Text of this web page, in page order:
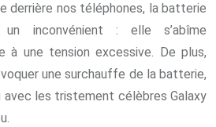
derrière nos téléphones, la batterie
un inconvénient : elle s’abîme
à une tension excessive. De plus,
une surchauffe de la batterie,
avec les tristement célèbres Galaxy